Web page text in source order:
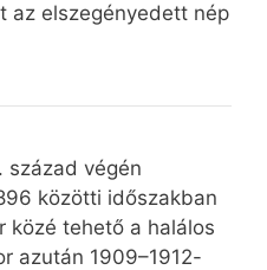
az elszegényedett nép
század végén
közötti időszakban
közé tehető a halálos
azután 1909–1912-